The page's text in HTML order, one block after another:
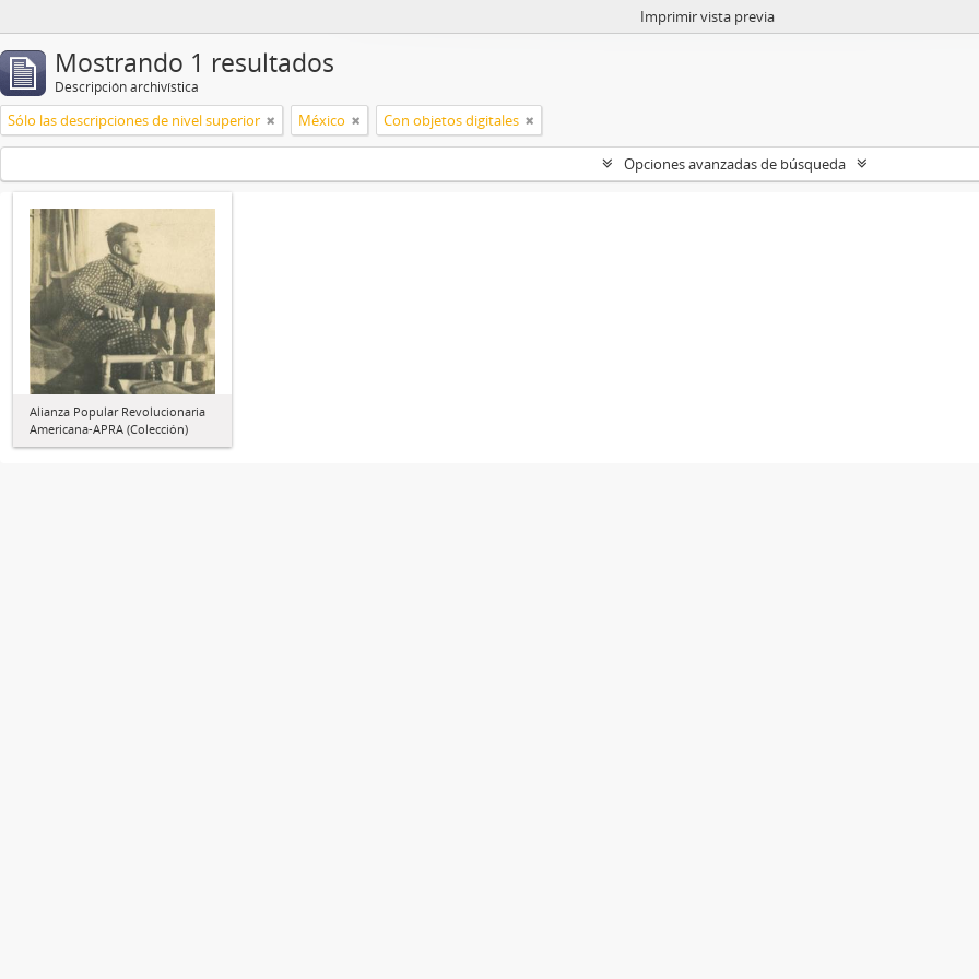
Imprimir vista previa
Mostrando 1 resultados
Descripción archivística
Sólo las descripciones de nivel superior México Con objetos digitales
Opciones avanzadas de búsqueda
Alianza Popular Revolucionaria
Americana-APRA (Colección)